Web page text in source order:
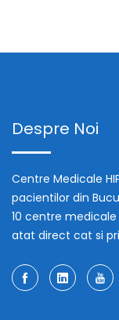
Despre Noi
Centre Medicale
pacientilor din
10 centre
atat direct cat si